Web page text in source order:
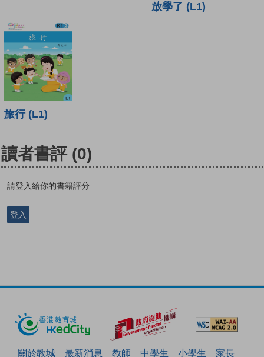
放學了 (L1)
旅行 (L1)
讀者書評 (0)
請登入給你的書籍評分
登入
關於教城 最新消息 教師 中學生 小學生
家長